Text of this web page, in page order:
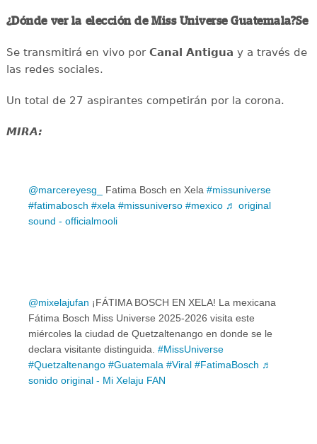
¿Dónde ver la elección de Miss Universe Guatemala?Se
Se transmitirá en vivo porCanal Antigua y a través de
las redes sociales.
Un total de 27 aspirantes competirán por la corona.
MIRA:
@marcereyesg_ Fatima Bosch en Xela #missuniverse
#fatimabosch #xela #missuniverso #mexico ♬ original
sound - officialmooli
@mixelajufan ¡FÁTIMA BOSCH EN XELA! La mexicana
Fátima Bosch Miss Universe 2025-2026 visita este
miércoles la ciudad de Quetzaltenango en donde se le
declara visitante distinguida. #MissUniverse
#Quetzaltenango #Guatemala #Viral #FatimaBosch ♬
sonido original - Mi Xelaju FAN